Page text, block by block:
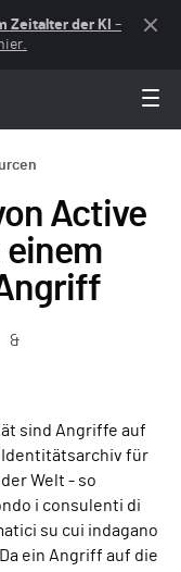
Zeitalter der KI –
Active
einem
&
sind Angriffe auf
Identitätsarchiv für
Welt - so
i consulenti di
su cui indagano
ein Angriff auf die